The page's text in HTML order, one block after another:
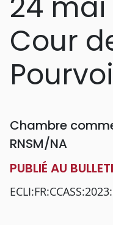
Cour
Chambre
RNSM/NA
PUBLIÉ AU